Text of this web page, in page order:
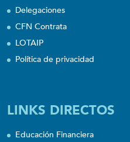
Delegaciones
CFN Contrata
LOTAIP
Política de privacidad
LINKS DIRECTOS
Educación Financiera